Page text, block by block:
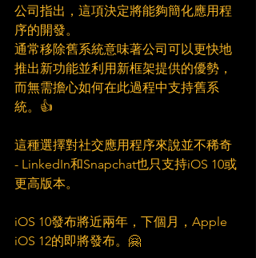
公司指出，這項決定將能夠簡化應用程
序的開發。
通常移除舊系統意味著公司可以更快地
推出新功能並利用新框架提供的優勢，
而無需擔心如何在此過程中支持舊系
統。👍
這種選擇對社交應用程序來說並不稀奇
- LinkedIn和Snapchat也只支持iOS 10或
更高版本。
iOS 10發布將近兩年，下個月，Apple
iOS 12的即將發布。🤗